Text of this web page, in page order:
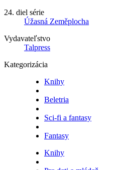
24. diel série
Úžasná Zeměplocha
Vydavateľstvo
Talpress
Kategorizácia
Knihy
Beletria
Sci-fi a fantasy
Fantasy
Knihy